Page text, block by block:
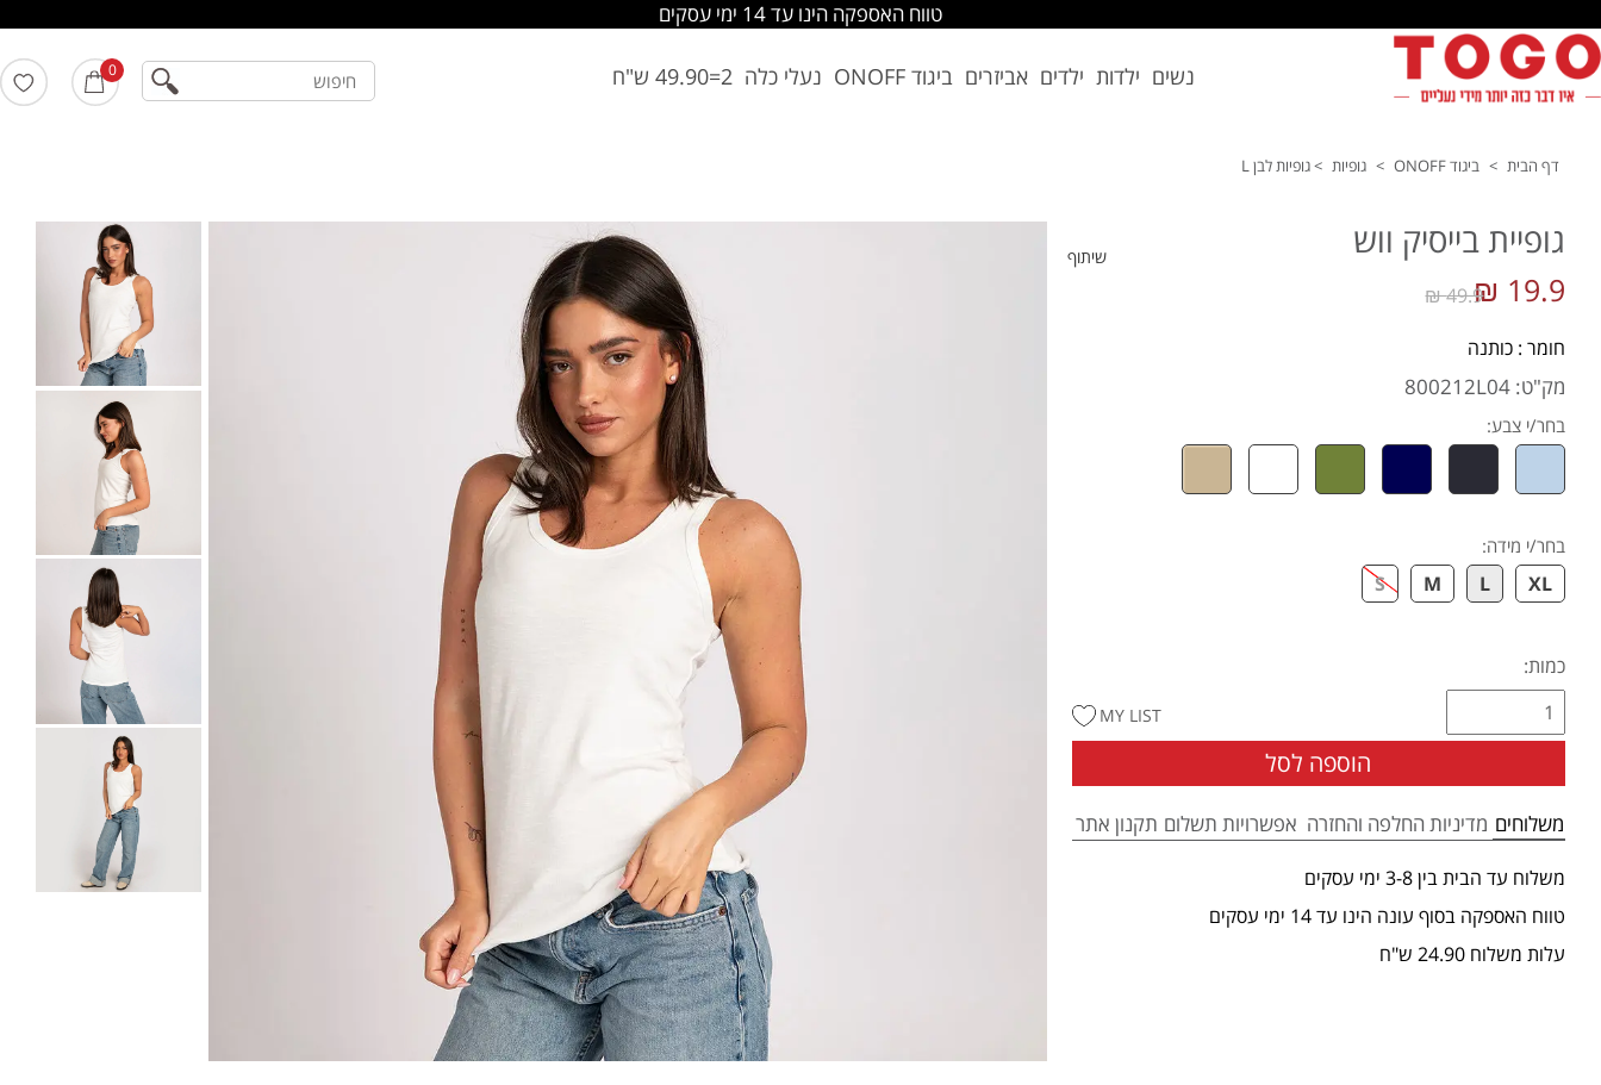
החלפה והחזרה מתבצעת בסניפי הרשת
נשים ילדות ילדים אביזרים ביגוד ONOFF נעלי כלה 2=49.90 ש"ח 0 חיפוש
דף הבית > ביגוד ONOFF > גופיות >גופיות לבן L
שיתוף גופיית בייסיק ווש
19.9 ₪
49.9 ₪
חומר : כותנה
מק"ט: 800212L04
בחר/י צבע:
בחר/י מידה:
XL
L
M
S
כמות:
הוספה לסל
MY LIST
משלוחים מדיניות החלפה והחזרה אפשרויות תשלום תקנון אתר
משלוח עד הבית בין 3-8 ימי עסקים
טווח האספקה בסוף עונה הינו עד 14 ימי עסקים
עלות משלוח 24.90 ש"ח